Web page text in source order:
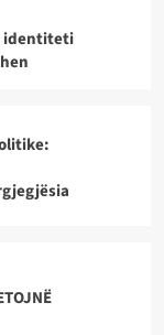
identiteti